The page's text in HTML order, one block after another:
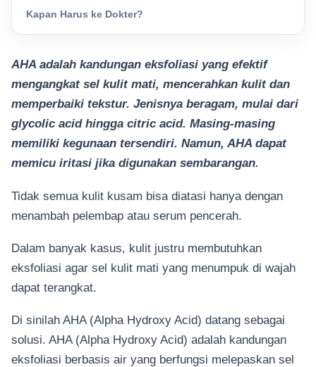
Kapan Harus ke Dokter?
AHA adalah kandungan eksfoliasi yang efektif
mengangkat sel kulit mati, mencerahkan kulit dan
memperbaiki tekstur. Jenisnya beragam, mulai dari
glycolic acid hingga citric acid. Masing-masing
memiliki kegunaan tersendiri. Namun, AHA dapat
memicu iritasi jika digunakan sembarangan.
Tidak semua kulit kusam bisa diatasi hanya dengan
menambah pelembap atau serum pencerah.
Dalam banyak kasus, kulit justru membutuhkan
eksfoliasi agar sel kulit mati yang menumpuk di wajah
dapat terangkat.
Di sinilah AHA (Alpha Hydroxy Acid) datang sebagai
solusi. AHA (Alpha Hydroxy Acid) adalah kandungan
eksfoliasi berbasis air yang berfungsi melepaskan sel